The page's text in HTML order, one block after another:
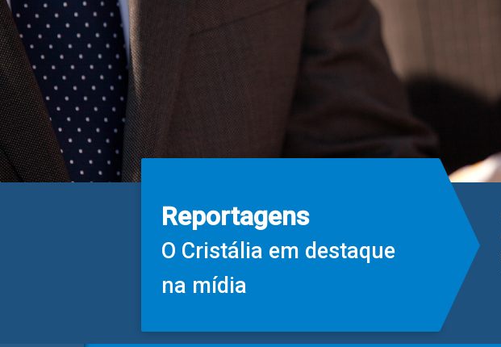
Reportagens
O Cristália em destaque
na mídia